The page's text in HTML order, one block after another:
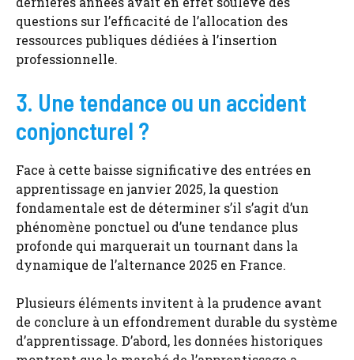
questions sur l’efficacité de l’allocation des
ressources publiques dédiées à l’insertion
professionnelle.
3. Une tendance ou un accident
conjoncturel ?
Face à cette baisse significative des entrées en
apprentissage en janvier 2025, la question
fondamentale est de déterminer s’il s’agit d’un
phénomène ponctuel ou d’une tendance plus
profonde qui marquerait un tournant dans la
dynamique de l’alternance 2025 en France.
Plusieurs éléments invitent à la prudence avant
de conclure à un effondrement durable du système
d’apprentissage. D’abord, les données historiques